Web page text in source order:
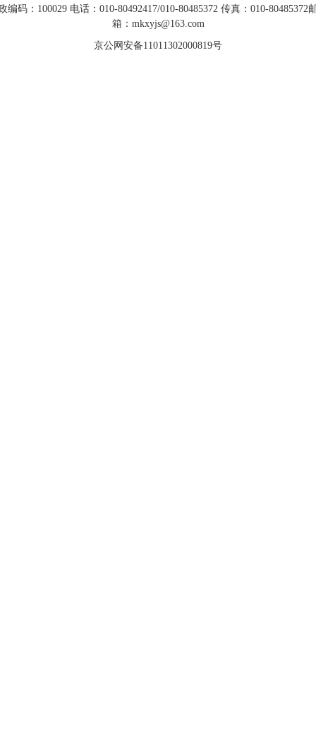
编码：100029 电话：010-80492417/010-80485372 传真：010-80485372
箱：mkxyjs@163.com
京公网安备11011302000819号